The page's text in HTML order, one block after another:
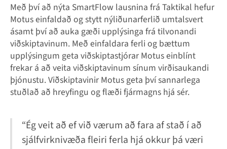
Með því að nýta SmartFlow lausnina frá Taktikal hefur
Motus einfaldað og stytt nýliðunarferlið umtalsvert
ásamt því að auka gæði upplýsinga frá tilvonandi
viðskiptavinum. Með einfaldara ferli og bættum
upplýsingum geta viðskiptastjórar Motus einblínt
frekar á að veita viðskiptavinum sínum virðisaukandi
þjónustu. Viðskiptavinir Motus geta því sannarlega
stuðlað að hreyfingu og flæði fjármagns hjá sér.
“Ég veit að ef við værum að fara af stað í að
sjálfvirknivæða fleiri ferla hjá okkur þá væri